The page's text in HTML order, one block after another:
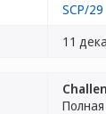
SCP/29
11